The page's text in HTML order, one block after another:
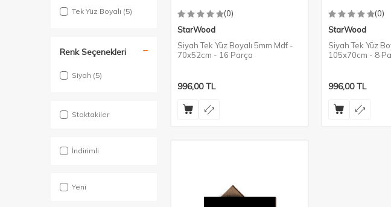
Tek Yüz Boyalı (5)
Renk Seçenekleri
Siyah (5)
Stoktakiler
İndirimli
Yeni
(0)
StarWood
Siyah Tek Yüz Boyalı 5mm Mdf -
70x52cm - 16 Parça
996,00TL
(0)
StarWood
Siyah Tek Yüz
105x70cm - 8
996,00TL